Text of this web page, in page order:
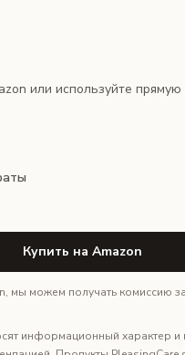
или используйте прямую
Купить на Amazon
мы можем получать комиссию
информационный характер и